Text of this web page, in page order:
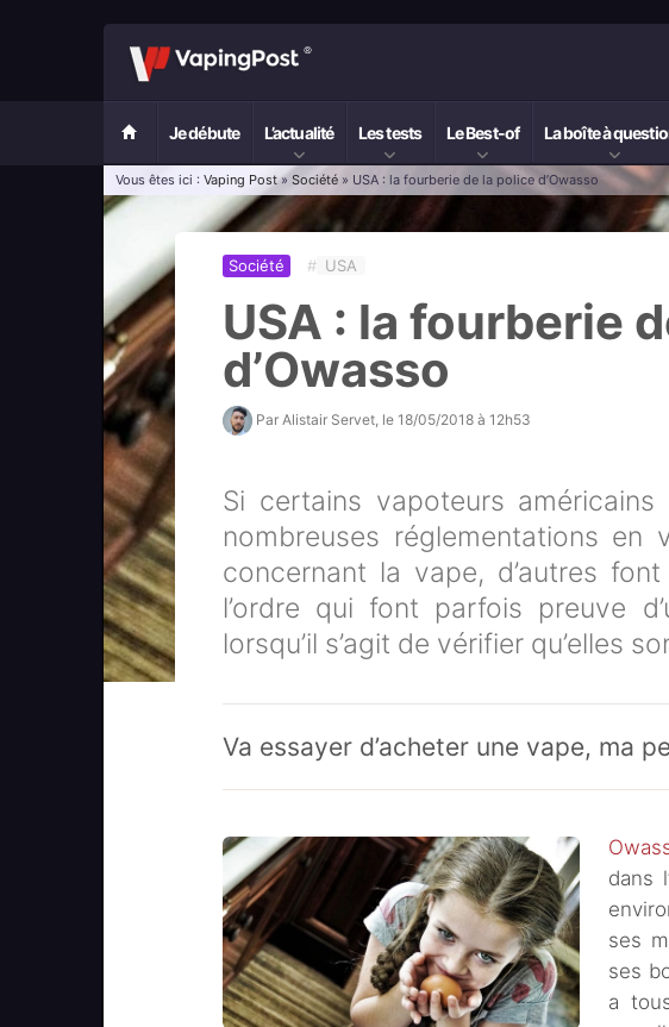
Je débute L’actualité Les tests Le Best-of La boîte à
Vous êtes ici : Vaping Post» Société » USA : la fourberie de la police d’Owasso
Société # USA
USA : la fourberie
d’Owasso
Par Alistair Servet , le 18/05/2018 à 12h53
Si certains vapoteurs
nombreuses réglementations en
concernant la vape, d’autres
l’ordre qui font parfois preuve
lorsqu’il s’agit de vérifier qu’elles
Va essayer d’acheter une vape, ma
dans
ses
ses
a